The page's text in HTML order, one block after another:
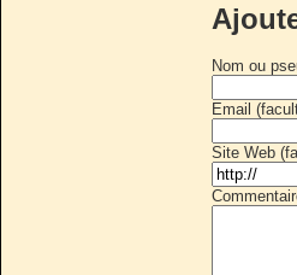
Nom ou
Email
Site Web